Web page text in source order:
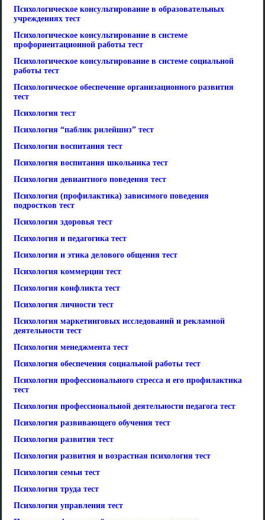
Психологическое консультирование в образовательных
учреждениях тест
Психологическое консультирование в системе
профориентационной работы тест
Психологическое консультирование в системе социальной
работы тест
Психологическое обеспечение организационного развития
тест
Психология тест
Психология “паблик рилейшнз” тест
Психология воспитания тест
Психология воспитания школьника тест
Психология девиантного поведения тест
Психология (профилактика) зависимого поведения
подростков тест
Психология здоровья тест
Психология и педагогика тест
Психология и этика делового общения тест
Психология коммерции тест
Психология конфликта тест
Психология личности тест
Психология маркетинговых исследований и рекламной
деятельности тест
Психология менеджмента тест
Психология обеспечения социальной работы тест
Психология профессионального стресса и его профилактика
тест
Психология профессиональной деятельности педагога тест
Психология развивающего обучения тест
Психология развития тест
Психология развития и возрастная психология тест
Психология семьи тест
Психология труда тест
Психология управления тест